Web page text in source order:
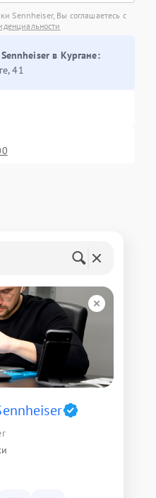
Sennheiser, Вы соглашаетесь с
в Кургане:
41